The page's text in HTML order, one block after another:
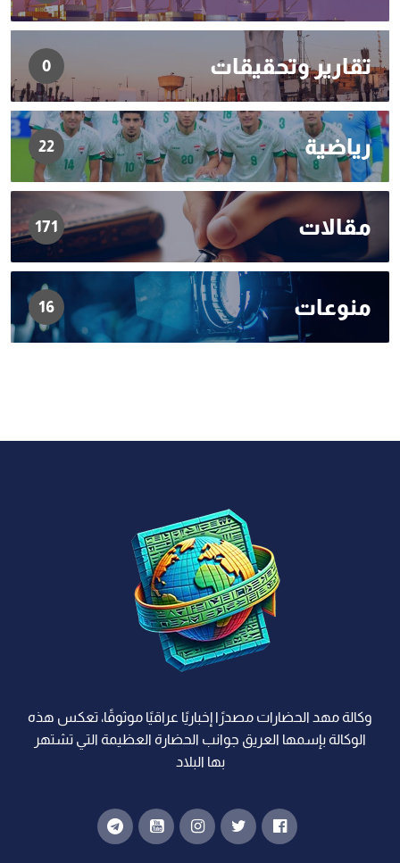
تقارير وتحقيقات 0
رياضية 22
مقالات 171
منوعات 16
وكالة مهد الحضارات مصدرًا إخباريًا عراقيًا موثوقًا، تعكس هذه
الوكالة بإسمها العريق جوانب الحضارة العظيمة التي تشتهر
بها البلاد